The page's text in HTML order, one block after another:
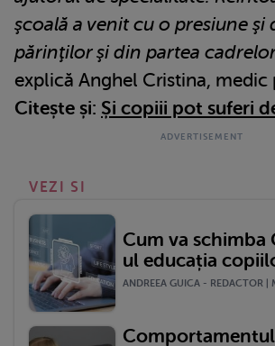
şcoală a venit cu o presiune şi
părinţilor şi din partea
explică Anghel Cristina, medic
Citește și: Și copiii pot suferi
VEZI SI
Cum va schimba
ul educația
ANDREEA GUICA - REDACTOR